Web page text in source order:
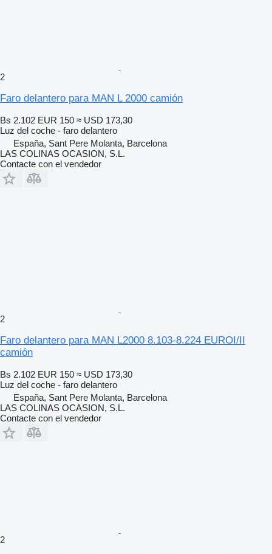
2
Faro delantero para MAN L 2000 camión
Bs 2.102 EUR 150 ≈ USD 173,30
Luz del coche - faro delantero
España, Sant Pere Molanta, Barcelona
LAS COLINAS OCASION, S.L.
Contacte con el vendedor
2
Faro delantero para MAN L2000 8.103-8.224 EUROI/II
camión
Bs 2.102 EUR 150 ≈ USD 173,30
Luz del coche - faro delantero
España, Sant Pere Molanta, Barcelona
LAS COLINAS OCASION, S.L.
Contacte con el vendedor
2